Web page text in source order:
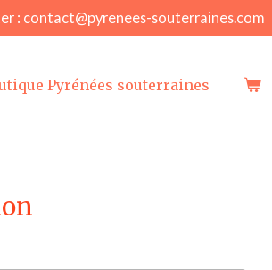
: contact@pyrenees-souterraines.com
Pyrénées souterraines